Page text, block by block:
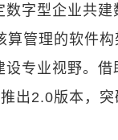
字型企业共
算管理的软件
专业视野。借
出2.0版本，